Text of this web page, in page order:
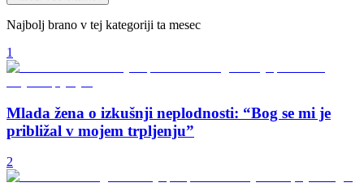
Najbolj brano v tej kategoriji ta mesec
1
Mlada žena o izkušnji neplodnosti: “Bog se mi je
približal v mojem trpljenju”
2